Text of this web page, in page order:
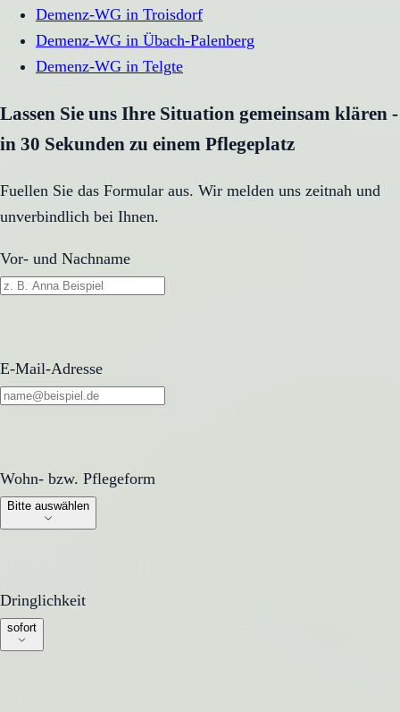
Demenz-WG in Troisdorf
Demenz-WG in Übach-Palenberg
Demenz-WG in Telgte
Lassen Sie uns Ihre Situation gemeinsam klären -
in 30 Sekunden zu einem Pflegeplatz
Fuellen Sie das Formular aus. Wir melden uns zeitnah und
unverbindlich bei Ihnen.
Vor- und Nachname
E-Mail-Adresse
Wohn- bzw. Pflegeform
Wohn- bzw. Pflegeform
Bitte auswählen
Dringlichkeit
Dringlichkeit
sofort